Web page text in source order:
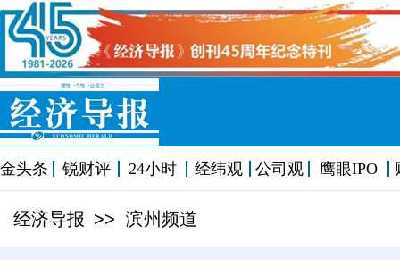
金头条 锐财评 24小时 经纬观 公司观 鹰眼IPO
经济导报 >> 滨州频道